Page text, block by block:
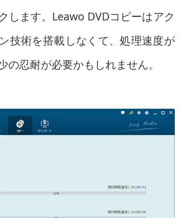
します。Leawo DVDコピーはアク
技術を搭載しなくて、処理速度が
の忍耐が必要かもしれません。